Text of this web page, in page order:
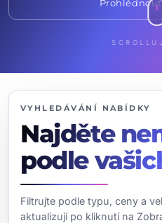
VYHLEDÁVÁNÍ NABÍDKY
Najděte
podle
Filtrujte podle typu, ceny a
aktualizují po kliknutí na